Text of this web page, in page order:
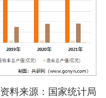
资料来源：国家统计局